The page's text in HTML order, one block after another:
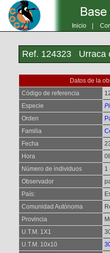
Inicio
Ref. 124323 Urraca
Datos de la
Código de referencia
Especie
Orden
Familia
Fecha
Hora
Número de individuos
1
Observador
País:
Comunidad Autónoma
Provincia
U.T.M. 1X1
U.T.M. 10x10